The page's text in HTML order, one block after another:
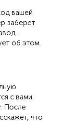
вашей
заберет
об этом.
с вами.
После
что